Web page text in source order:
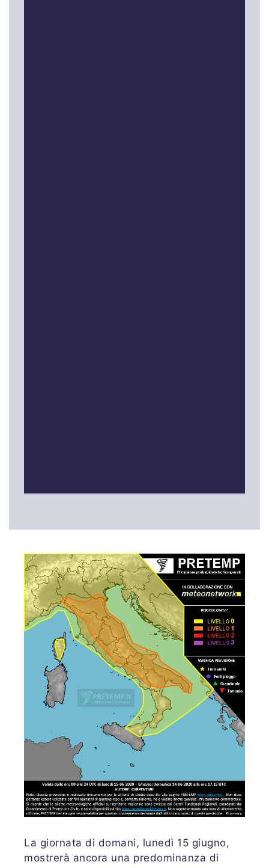
La giornata di domani, lunedì 15 giugno,
mostrerà ancora una predominanza di